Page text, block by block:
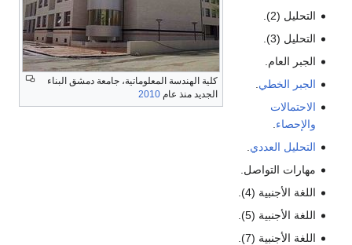
كلية الهندسة المعلوماتية، جامعة دمشق البناء
الجديد منذ عام 2010
التحليل (2).
التحليل (3).
الجبر العام.
الجبر الخطي
الاحتمالات
والإحصاء
التحليل العددي
مهارات التواصل.
اللغة الأجنبية (4).
اللغة الأجنبية (5).
اللغة الأجنبية (7).